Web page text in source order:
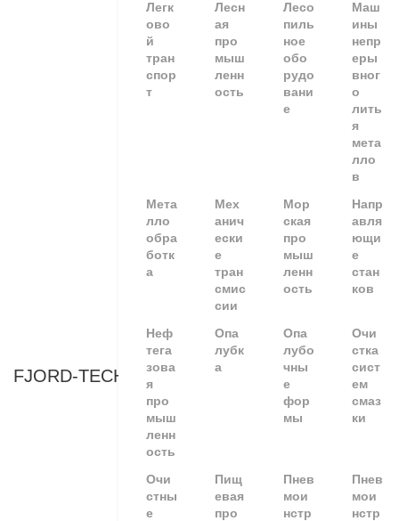
FJORD-TECHNOLOGY
Легк
ово
й
тран
спор
т
Лесн
ая
про
мыш
ленн
ость
Лесо
пиль
ное
обо
рудо
вани
е
Маш
ины
непр
еры
вног
о
лить
я
мета
лло
в
Мета
лло
обра
ботк
а
Мех
анич
ески
е
тран
смис
сии
Мор
ская
про
мыш
ленн
ость
Напр
авля
ющи
е
стан
ков
Неф
тега
зова
я
про
мыш
ленн
ость
Опа
лубк
а
Опа
лубо
чны
е
фор
мы
Очи
стка
сист
ем
смаз
ки
Очи
стны
е
Пищ
евая
про
Пнев
мои
нстр
Пнев
мои
нстр